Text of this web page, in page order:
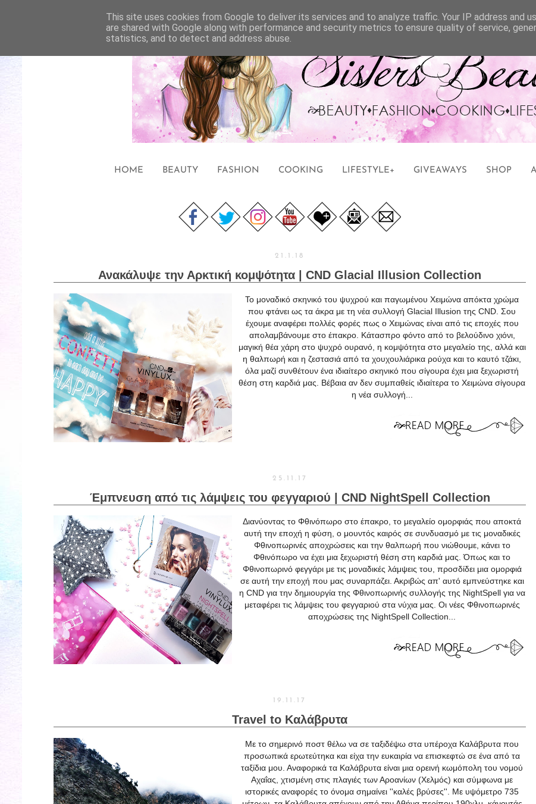
HOME BEAUTY FASHION COOKING LIFESTYLE+ GIVEAWAYS SHOP
21.1.18
Ανακάλυψε την Αρκτική κομψότητα | CND Glacial Illusion Collection
Το μοναδικό σκηνικό του ψυχρού και παγωμένου Χειμώνα απόκτα χρώμα
που φτάνει ως τα άκρα με τη νέα συλλογή Glacial Illusion της CND. Σου
έχουμε αναφέρει πολλές φορές πως ο Χειμώνας είναι από τις εποχές που
απολαμβάνουμε στο έπακρο. Κάτασπρο φόντο από το βελούδινο χιόνι,
μαγική θέα χάρη στο ψυχρό ουρανό, η κομψότητα στο μεγαλείο της, αλλά και
η θαλπωρή και η ζεστασιά από τα χουχουλιάρικα ρούχα και το καυτό τζάκι,
όλα μαζί συνθέτουν ένα ιδιαίτερο σκηνικό που σίγουρα έχει μια ξεχωριστή
θέση στη καρδιά μας. Βέβαια αν δεν συμπαθείς ιδιαίτερα το Χειμώνα σίγουρα
η νέα συλλογή...
25.11.17
Έμπνευση από τις λάμψεις του φεγγαριού | CND NightSpell Collection
Διανύοντας το Φθινόπωρο στο έπακρο, το μεγαλείο ομορφιάς που αποκτά
αυτή την εποχή η φύση, ο μουντός καιρός σε συνδυασμό με τις μοναδικές
Φθινοπωρινές αποχρώσεις και την θαλπωρή που νιώθουμε, κάνει το
Φθινόπωρο να έχει μια ξεχωριστή θέση στη καρδιά μας. Όπως και το
Φθινοπωρινό φεγγάρι με τις μοναδικές λάμψεις του, προσδίδει μια ομορφιά
σε αυτή την εποχή που μας συναρπάζει. Ακριβώς απ' αυτό εμπνεύστηκε και
η CND για την δημιουργία της Φθινοπωρινής συλλογής της NightSpell για να
μεταφέρει τις λάμψεις του φεγγαριού στα νύχια μας. Οι νέες Φθινοπωρινές
αποχρώσεις της NightSpell Collection...
19.11.17
Travel to Καλάβρυτα
Με το σημερινό ποστ θέλω να σε ταξιδέψω στα υπέροχα Καλάβρυτα που
προσωπικά ερωτεύτηκα και είχα την ευκαιρία να επισκεφτώ σε ένα από τα
ταξίδια μου. Αναφορικά τα Καλάβρυτα είναι μια ορεινή κωμόπολη του νομού
Αχαΐας, χτισμένη στις πλαγιές των Αροανίων (Χελμός) και σύμφωνα με
ιστορικές αναφορές το όνομα σημαίνει ''καλές βρύσες''. Με υψόμετρο 735
This site uses cookies from Google to deliver its services and to analyze traffic. Your IP address and
are shared with Google along with performance and security metrics to ensure quality of service,
statistics, and to detect and address abuse.